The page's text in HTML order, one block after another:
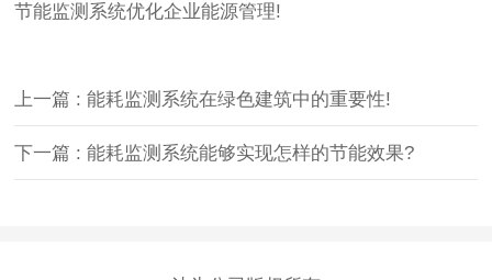
节能监测系统优化企业能源管理!
上一篇 : 能耗监测系统在绿色建筑中的重要性!
下一篇 : 能耗监测系统能够实现怎样的节能效果?